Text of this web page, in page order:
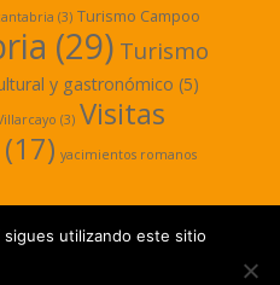
(3) Turismo Campoo
(29) Turismo
y gastronómico (5)
(3) Visitas
(17) yacimientos romanos
utilizando este sitio